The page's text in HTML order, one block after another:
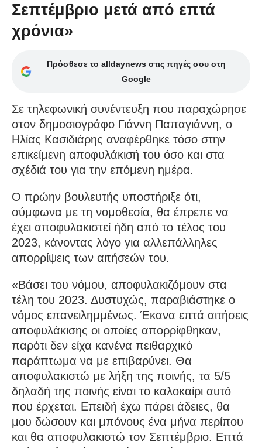
Σεπτέμβριο μετά από επτά
χρόνια»
Πρόσθεσε το alldaynews στις πηγές σου στη
Google
Σε τηλεφωνική συνέντευξη που παραχώρησε
στον δημοσιογράφο Γιάννη Παπαγιάννη, ο
Ηλίας Κασιδιάρης αναφέρθηκε τόσο στην
επικείμενη αποφυλάκισή του όσο και στα
σχέδιά του για την επόμενη ημέρα.
Ο πρώην βουλευτής υποστήριξε ότι,
σύμφωνα με τη νομοθεσία, θα έπρεπε να
έχει αποφυλακιστεί ήδη από το τέλος του
2023, κάνοντας λόγο για αλλεπάλληλες
απορρίψεις των αιτήσεών του.
«Βάσει του νόμου, αποφυλακιζόμουν στα
τέλη του 2023. Δυστυχώς, παραβιάστηκε ο
νόμος επανειλημμένως. Έκανα επτά αιτήσεις
αποφυλάκισης οι οποίες απορρίφθηκαν,
παρότι δεν είχα κανένα πειθαρχικό
παράπτωμα να με επιβαρύνει. Θα
αποφυλακιστώ με λήξη της ποινής, τα 5/5
δηλαδή της ποινής είναι το καλοκαίρι αυτό
που έρχεται. Επειδή έχω πάρει άδειες, θα
μου δώσουν και μπόνους ένα μήνα περίπου
και θα αποφυλακιστώ τον Σεπτέμβριο. Επτά